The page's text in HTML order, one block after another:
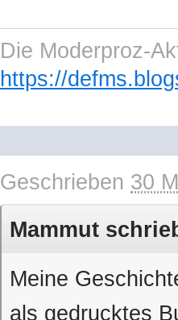
Die Moderproz-
https://
Geschrieben 30
Mammut
Meine
als gedrucktes